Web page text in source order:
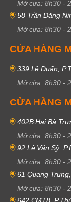
Mở cửa: 8h30 -
58 Trần Đăng
Mở cửa: 8h30 -
CỬA HÀNG
339 Lê Duẩn,
Mở cửa: 8h30 -
CỬA HÀNG
402B Hai Bà
Mở cửa: 8h30 -
92 Lê Văn Sỹ,
Mở cửa: 8h30 -
61 Quang
Mở cửa: 8h30 -
642 CMT8,